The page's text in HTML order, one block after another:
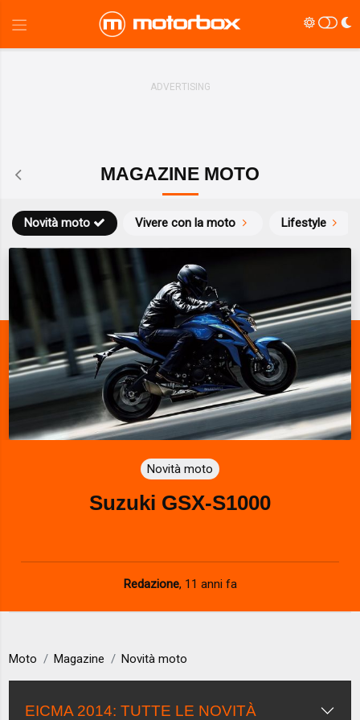
MAGAZINE MOTO
Novità moto Vivere con la moto Lifestyle
Novità moto
Suzuki GSX-S1000
Redazione, 11 anni fa
Moto Magazine Novità moto
EICMA 2014: TUTTE LE NOVITÀ